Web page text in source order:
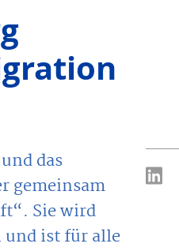
das
gemeinsam
Sie wird
und ist für alle